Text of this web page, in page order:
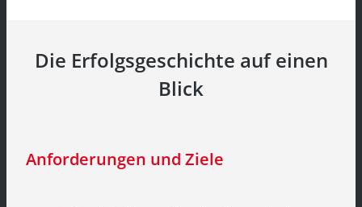
Die Erfolgsgeschichte auf einen
Blick
Anforderungen und Ziele